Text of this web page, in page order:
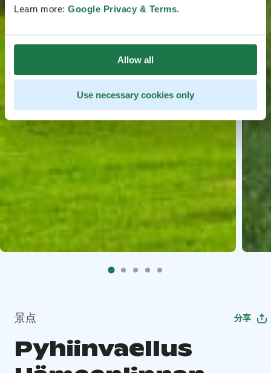
Learn more: Google Privacy & Terms.
Allow all
Use necessary cookies only
景点 分享
Pyhiinvaellus